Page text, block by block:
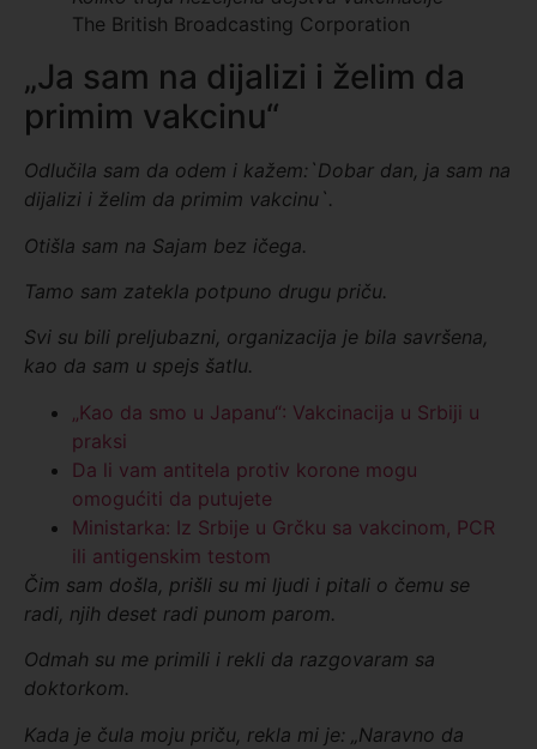
The British Broadcasting Corporation
„Ja sam na dijalizi i želim da
primim vakcinu“
Odlučila sam da odem i kažem: `Dobar dan, ja sam na
dijalizi i želim da primim vakcinu `.
Otišla sam na Sajam bez ičega.
Tamo sam zatekla potpuno drugu priču.
Svi su bili preljubazni, organizacija je bila savršena,
kao da sam u spejs šatlu.
„Kao da smo u Japanu“: Vakcinacija u Srbiji u
praksi
Da li vam antitela protiv korone mogu
omogućiti da putujete
Ministarka: Iz Srbije u Grčku sa vakcinom, PCR
ili antigenskim testom
Čim sam došla, prišli su mi ljudi i pitali o čemu se
radi, njih deset radi punom parom.
Odmah su me primili i rekli da razgovaram sa
doktorkom.
Kada je čula moju priču, rekla mi je: „Naravno da